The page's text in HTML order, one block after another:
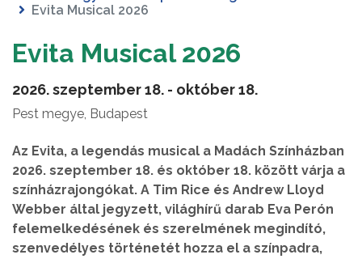
Evita Musical 2026
Evita Musical 2026
2026. szeptember 18. - október 18.
Pest megye, Budapest
Az Evita, a legendás musical a Madách Színházban
2026. szeptember 18. és október 18. között várja a
színházrajongókat. A Tim Rice és Andrew Lloyd
Webber által jegyzett, világhírű darab Eva Perón
felemelkedésének és szerelmének megindító,
szenvedélyes történetét hozza el a színpadra,